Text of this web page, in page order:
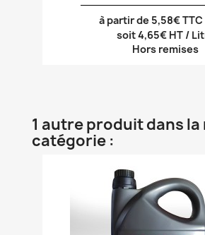
à partir de 5,58€
soit 4,65€ HT /
Hors remises
1 autre produit dans la
catégorie :